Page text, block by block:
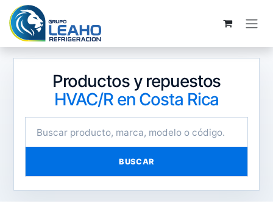
Ir al contenido
Productos y repuestos
HVAC/R en Costa Rica
BUSCAR